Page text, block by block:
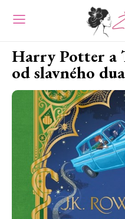
Harry Potter a
od slavného